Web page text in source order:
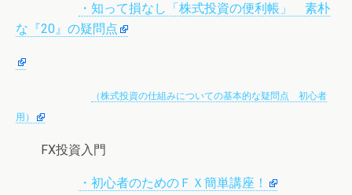
・知って損なし「株式投資の便利帳」 素朴
な『20』の疑問点
（株式投資の仕組みについての基本的な疑問点 初心者
用）
FX投資入門
・初心者のためのＦＸ簡単講座！